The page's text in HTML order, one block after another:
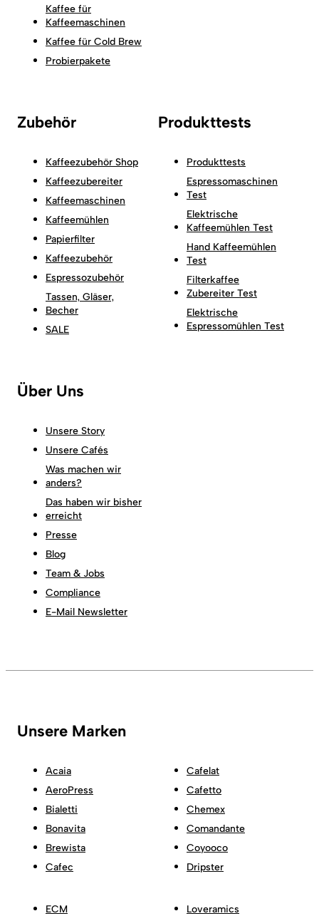
Kaffee für
Kaffeemaschinen
Kaffee für Cold Brew
Probierpakete
Zubehör
Kaffeezubehör Shop
Kaffeezubereiter
Kaffeemaschinen
Kaffeemühlen
Papierfilter
Kaffeezubehör
Espressozubehör
Tassen, Gläser,
Becher
SALE
Produkttests
Produkttests
Espressomaschinen
Test
Elektrische
Kaffeemühlen Test
Hand Kaffeemühlen
Test
Filterkaffee
Zubereiter Test
Elektrische
Espressomühlen Test
Über Uns
Unsere Story
Unsere Cafés
Was machen wir
anders?
Das haben wir bisher
erreicht
Presse
Blog
Team & Jobs
Compliance
E-Mail Newsletter
Unsere Marken
Acaia
AeroPress
Bialetti
Bonavita
Brewista
Cafec
Cafelat
Cafetto
Chemex
Comandante
Coyooco
Dripster
ECM
Loveramics